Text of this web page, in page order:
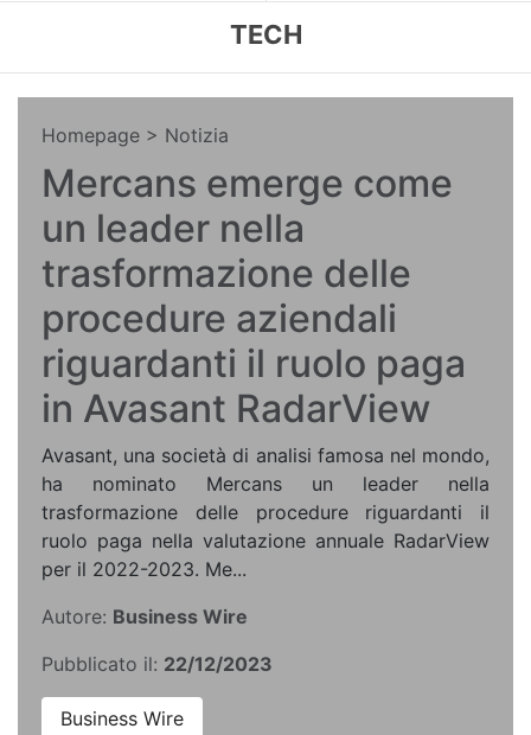
TECH
Homepage > Notizia
Mercans emerge come
un leader nella
trasformazione delle
procedure aziendali
riguardanti il ruolo paga
in Avasant RadarView
Avasant, una società di analisi famosa nel mondo,
ha nominato Mercans un leader nella
trasformazione delle procedure riguardanti il
ruolo paga nella valutazione annuale RadarView
per il 2022-2023. Me...
Autore: Business Wire
Pubblicato il: 22/12/2023
Business Wire